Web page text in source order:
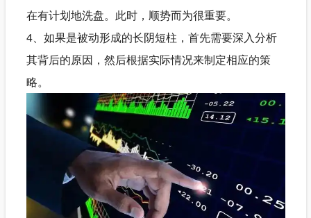
在有计划地洗盘。此时，顺势而为很重要。
4、如果是被动形成的长阴短柱，首先需要深入分析
其背后的原因，然后根据实际情况来制定相应的策
略。